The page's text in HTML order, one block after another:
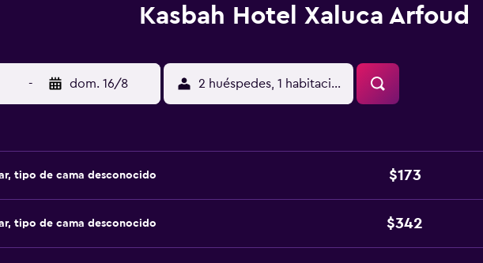
Kasbah Hotel Xaluca Arfoud
- dom. 16/8 2 huéspedes, 1 habitación
tipo de cama desconocido $173
tipo de cama desconocido $342